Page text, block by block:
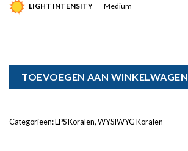
LIGHT INTENSITY Medium
TOEVOEGEN AAN WINKELWAGEN
Categorieën:LPS Koralen,WYSIWYG Koralen